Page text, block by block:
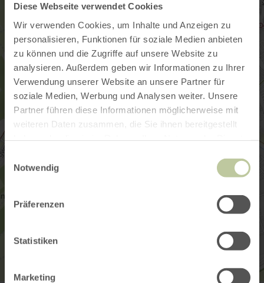
Diese Webseite verwendet Cookies
Wir verwenden Cookies, um Inhalte und Anzeigen zu
personalisieren, Funktionen für soziale Medien anbieten
zu können und die Zugriffe auf unsere Website zu
analysieren. Außerdem geben wir Informationen zu Ihrer
Verwendung unserer Website an unsere Partner für
soziale Medien, Werbung und Analysen weiter. Unsere
Partner führen diese Informationen möglicherweise mit
weiteren Daten zusammen, die Sie ihnen bereitgestellt
Notwendig
Präferenzen
Statistiken
Marketing